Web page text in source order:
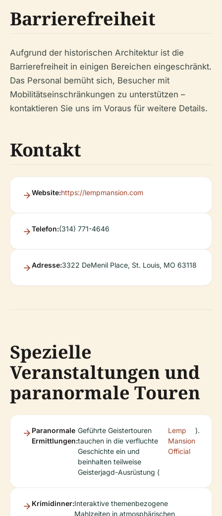
Barrierefreiheit
Aufgrund der historischen Architektur ist die
Barrierefreiheit in einigen Bereichen eingeschränkt.
Das Personal bemüht sich, Besucher mit
Mobilitätseinschränkungen zu unterstützen –
kontaktieren Sie uns im Voraus für weitere Details.
Kontakt
Website:https://lempmansion.com
Telefon:(314) 771-4646
Adresse:3322 DeMenil Place, St. Louis, MO 63118
Spezielle
Veranstaltungen und
paranormale Touren
Paranormale
Ermittlungen:
Geführte Geistertouren
tauchen in die verfluchte
Geschichte ein und
beinhalten teilweise
Geisterjagd-Ausrüstung (
Lemp
Mansion
Official
).
Krimidinner:Interaktive themenbezogene
Mahlzeiten in atmosphärischen